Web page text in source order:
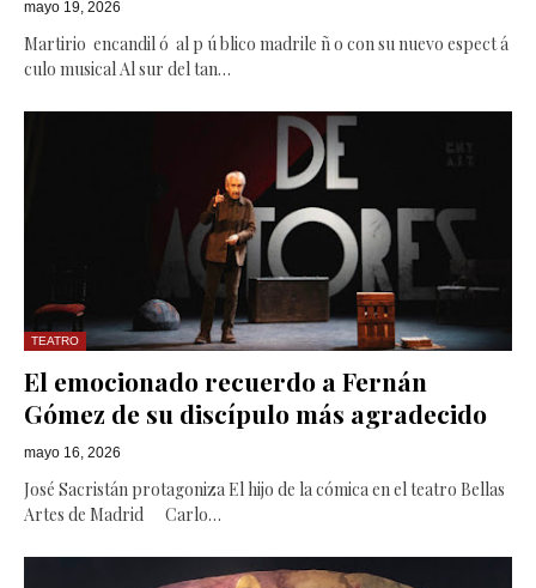
mayo 19, 2026
Martirio encandil ó al p ú blico madrile ñ o con su nuevo espect á
culo musical Al sur del tan…
TEATRO
El emocionado recuerdo a Fernán
Gómez de su discípulo más agradecido
mayo 16, 2026
José Sacristán protagoniza El hijo de la cómica en el teatro Bellas
Artes de Madrid Carlo…